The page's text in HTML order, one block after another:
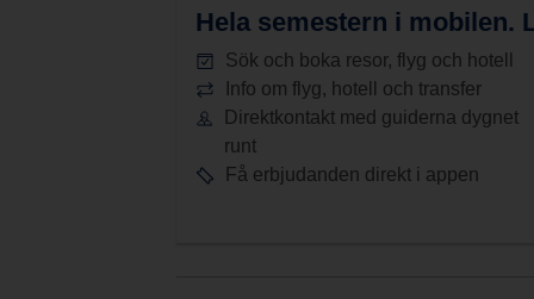
Hela semestern i mobilen.
Sök och boka resor, flyg och hotell
Info om flyg, hotell och transfer
Direktkontakt med guiderna dygnet
runt
Få erbjudanden direkt i appen